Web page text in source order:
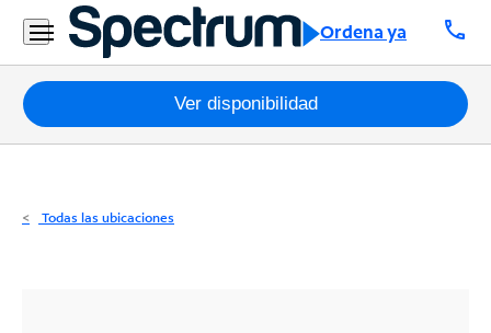
Ordena ya call
Residencial
Business
Paquetes
Internet
Ver disponibilidad
Todas las ubicaciones